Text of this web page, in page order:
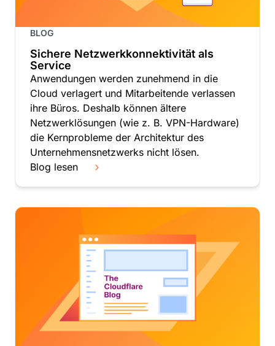
BLOG
Sichere Netzwerkkonnektivität als
Service
Anwendungen werden zunehmend in die
Cloud verlagert und Mitarbeitende verlassen
ihre Büros. Deshalb können ältere
Netzwerklösungen (wie z. B. VPN-Hardware)
die Kernprobleme der Architektur des
Unternehmensnetzwerks nicht lösen.
Blog lesen